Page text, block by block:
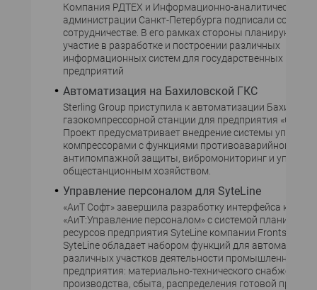
Компания РДТЕХ и Информационно-аналитический
администрации Санкт-Петербурга подписали
сотрудничестве. В его рамках стороны планируют
участие в разработке и построении различных
информационных систем для государственных и
предприятий
Автоматизация на Бахиловской ГКС
Sterling Group приступила к автоматизации
газокомпрессорной станции для предприятия
Проект предусматривает внедрение системы
компрессорами с функциями противоаварийной и
антипомпажной защиты, вибромониторинг и
общестанционным хозяйством.
Управление персоналом для SyteLine
«АиТ Софт» завершила разработку интерфейса
«АиТ:Управление персоналом» с системой
ресурсов предприятия SyteLine компании Frontstep.
SyteLine обладает набором функций для
различных участков деятельности промышленного
предприятия: материально-технического снабжения,
производства, сбыта, распределения готовой